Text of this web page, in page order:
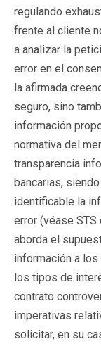
regulando
frente al cliente
a analizar la
error en el
la afirmada
seguro, sino
información
normativa del
transparencia
bancarias,
identificable la
error (véase
aborda el
información a
los tipos de
contrato
imperativas
solicitar, en su